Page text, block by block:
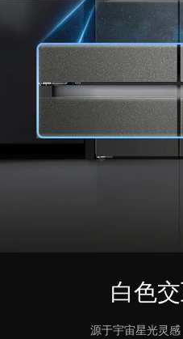
白色
源于宇宙星光灵感